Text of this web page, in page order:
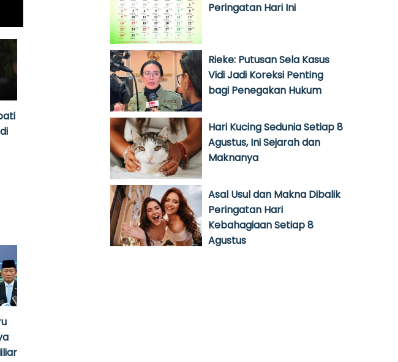
Peringatan Hari Ini
Rieke: Putusan Sela Kasus
Vidi Jadi Koreksi Penting
bagi Penegakan Hukum
Hari Kucing Sedunia Setiap 8
Agustus, Ini Sejarah dan
Maknanya
Asal Usul dan Makna Dibalik
Peringatan Hari
Kebahagiaan Setiap 8
Agustus